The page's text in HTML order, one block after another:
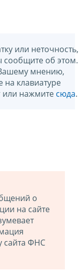
или неточность,
сообщите об этом.
мнению,
клавиатуре
нажмите сюда.
о
на сайте
сайта ФНС